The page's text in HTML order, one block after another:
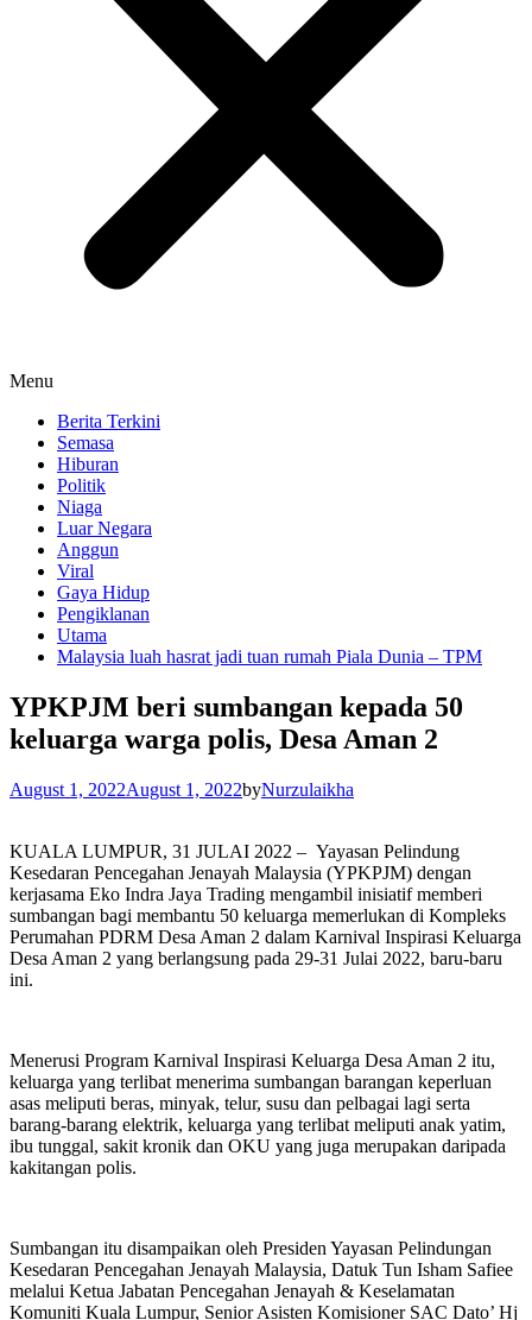
Menu
Berita Terkini
Semasa
Hiburan
Politik
Niaga
Luar Negara
Anggun
Viral
Gaya Hidup
Pengiklanan
Utama
Malaysia luah hasrat jadi tuan rumah Piala Dunia – TPM
YPKPJM beri sumbangan kepada 50
keluarga warga polis, Desa Aman 2
August 1, 2022August 1, 2022byNurzulaikha
KUALA LUMPUR, 31 JULAI 2022 – Yayasan Pelindung
Kesedaran Pencegahan Jenayah Malaysia (YPKPJM) dengan
kerjasama Eko Indra Jaya Trading mengambil inisiatif memberi
sumbangan bagi membantu 50 keluarga memerlukan di Kompleks
Perumahan PDRM Desa Aman 2 dalam Karnival Inspirasi Keluarga
Desa Aman 2 yang berlangsung pada 29-31 Julai 2022, baru-baru
ini.
Menerusi Program Karnival Inspirasi Keluarga Desa Aman 2 itu,
keluarga yang terlibat menerima sumbangan barangan keperluan
asas meliputi beras, minyak, telur, susu dan pelbagai lagi serta
barang-barang elektrik, keluarga yang terlibat meliputi anak yatim,
ibu tunggal, sakit kronik dan OKU yang juga merupakan daripada
kakitangan polis.
Sumbangan itu disampaikan oleh Presiden Yayasan Pelindungan
Kesedaran Pencegahan Jenayah Malaysia, Datuk Tun Isham Safiee
melalui Ketua Jabatan Pencegahan Jenayah & Keselamatan
Komuniti Kuala Lumpur, Senior Asisten Komisioner SAC Dato’ Hj